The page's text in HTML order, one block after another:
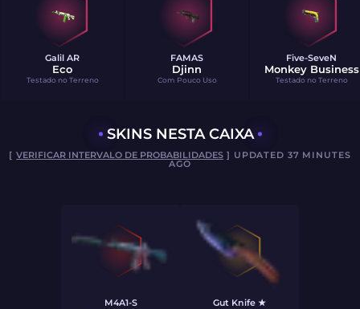
Galil AR
Eco
Testado no Terreno
FAMAS
Djinn
Com Pouco Uso
Five-SeveN
Monkey Business
Testado no Terreno
SKINS NESTA CAIXA
[VERIFICAR INTERVALO DE PROBABILIDADES ] UPDATED 37 MINUTES
AGO
M4A1-S Gut Knife ★